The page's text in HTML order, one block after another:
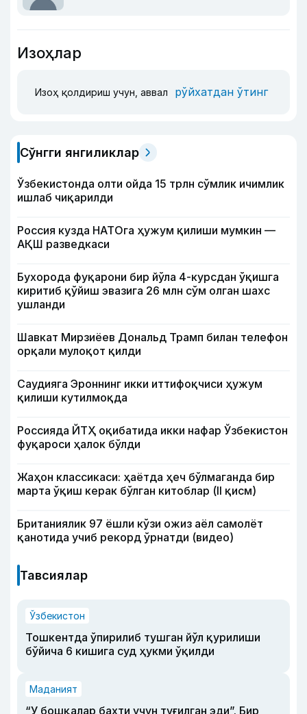
Изоҳлар
Изоҳ қолдириш учун, аввал рўйхатдан ўтинг
Сўнгги янгиликлар
Ўзбекистонда олти ойда 15 трлн сўмлик ичимлик
ишлаб чиқарилди
Россия кузда НАТОга ҳужум қилиши мумкин —
АҚШ разведкаси
Бухорода фуқарони бир йўла 4-курсдан ўқишга
киритиб қўйиш эвазига 26 млн сўм олган шахс
ушланди
Шавкат Мирзиёев Дональд Трамп билан телефон
орқали мулоқот қилди
Саудияга Эроннинг икки иттифоқчиси ҳужум
қилиши кутилмоқда
Россияда ЙТҲ оқибатида икки нафар Ўзбекистон
фуқароси ҳалок бўлди
Жаҳон классикаси: ҳаётда ҳеч бўлмаганда бир
марта ўқиш керак бўлган китоблар (II қисм)
Британиялик 97 ёшли кўзи ожиз аёл самолёт
қанотида учиб рекорд ўрнатди (видео)
Тавсиялар
Ўзбекистон
Тошкентда ўпирилиб тушган йўл қурилиши
бўйича 6 кишига суд ҳукми ўқилди
Маданият
“У бошқалар бахти учун туғилган эди”. Бир